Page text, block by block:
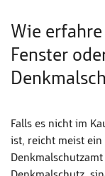
Wie
Fenster
Falls es nicht im
ist, reicht meist